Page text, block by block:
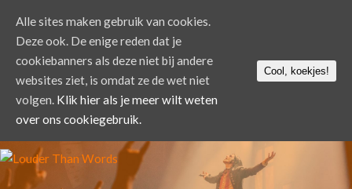
Alle sites maken gebruik van cookies.
Deze ook. De enige reden dat je
cookiebanners als deze niet bij andere
websites ziet, is omdat ze de wet niet
volgen. Klik hier als je meer wilt weten
over ons cookiegebruik.
Cool, koekjes!